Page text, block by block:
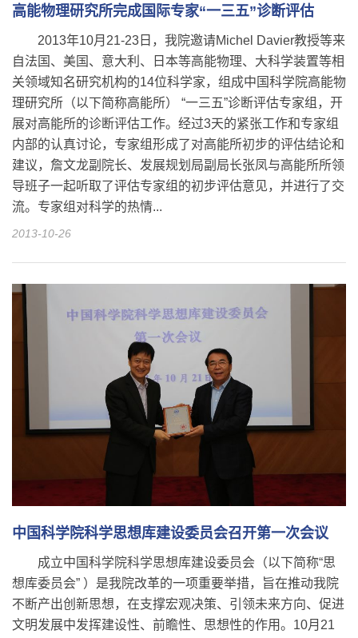
高能物理研究所完成国际专家“一三五”诊断评估
2013年10月21-23日，我院邀请Michel Davier教授等来
自法国、美国、意大利、日本等高能物理、大科学装置等相
关领域知名研究机构的14位科学家，组成中国科学院高能物
理研究所（以下简称高能所） “一三五”诊断评估专家组，开
展对高能所的诊断评估工作。经过3天的紧张工作和专家组
内部的认真讨论，专家组形成了对高能所初步的评估结论和
建议，詹文龙副院长、发展规划局副局长张凤与高能所所领
导班子一起听取了评估专家组的初步评估意见，并进行了交
流。专家组对科学的热情...
2013-10-26
中国科学院科学思想库建设委员会召开第一次会议
成立中国科学院科学思想库建设委员会（以下简称“思
想库委员会” ）是我院改革的一项重要举措，旨在推动我院
不断产出创新思想，在支撑宏观决策、引领未来方向、促进
文明发展中发挥建设性、前瞻性、思想性的作用。10月21